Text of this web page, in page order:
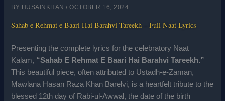
BY HUSAINKHAN/OCTOBER 16, 2024
Sahab e Rehmat e Baari Hai Barahvi Tareekh – Full Naat Lyrics
Presenting the complete lyrics for the celebratory Naat
Kalam, “Sahab E Rehmat E Baari Hai Barahvi Tareekh.”
This beautiful piece, often attributed to Ustadh-e-Zaman,
Mawlana Hasan Raza Khan Barelvi, is a heartfelt tribute to the
blessed 12th day of Rabi-ul-Awwal, the date of the birth